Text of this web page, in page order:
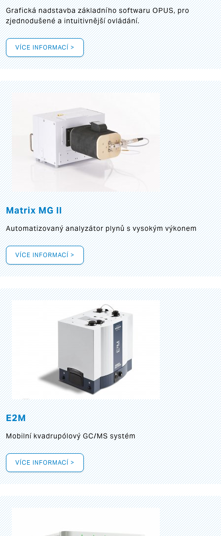
Grafickánadstavba základního softwaru OPUS, pro
zjednodušené a intuitivnější ovládání.
VÍCE INFORMACÍ >
Matrix MG II
Automatizovaný analyzátor plynů s vysokým výkonem
VÍCE INFORMACÍ >
E2M
Mobilní kvadrupólový GC/MS systém
VÍCE INFORMACÍ >